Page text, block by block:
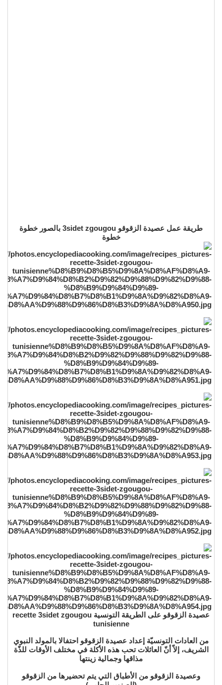
طريقة عمل عصيدة الزقوقو 3sidet zgougou بالصور خطوة
خطوة
عصيدة الزقوقو على الطريقة التونسية recette 3sidet zgougou
tunisienne
من العادات التونسيّة إعداد عصيدة الزقوقو احتفالا بالمولد النبوي
الشريف، إلاّ أنّ العائلات تحب هذه الأكلة في مختلف الأوقات للذّة
مذاقها وجمالية زينتها
وعصيدة الزقوقو من الأطباق التي يتم تحضيرها من الزقوقو